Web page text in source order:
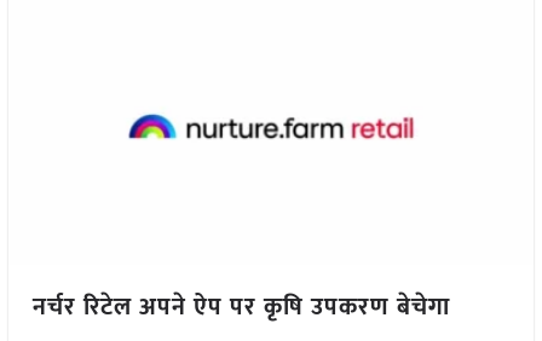
नर्चर रिटेल अपने ऐप पर कृषि उपकरण बेचेगा